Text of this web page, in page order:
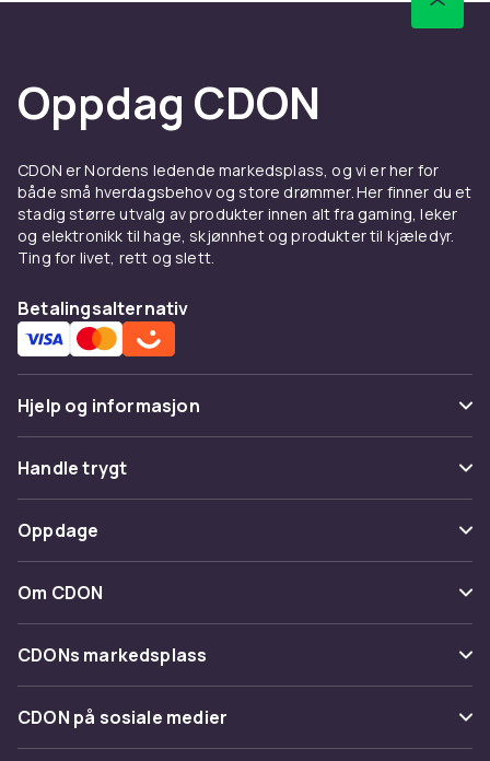
Oppdag CDON
CDON er Nordens ledende markedsplass, og vi er her for
både små hverdagsbehov og store drømmer. Her finner du et
stadig større utvalg av produkter innen alt fra gaming, leker
og elektronikk til hage, skjønnhet og produkter til kjæledyr.
Ting for livet, rett og slett.
Betalingsalternativ
Hjelp og informasjon
Vanlige spørsmål
Spor pakke
Angre & returner her
Kontakt oss
Handle trygt
Betaling
Levering
Tilbakekallinger
Oppdage
Kategorier
Varemerker
Om CDON
Om oss
Kundeanmeldelser
Jobbe på CDON
CDONs markedsplass
Merchant Help Center
CDON på sosiale medier